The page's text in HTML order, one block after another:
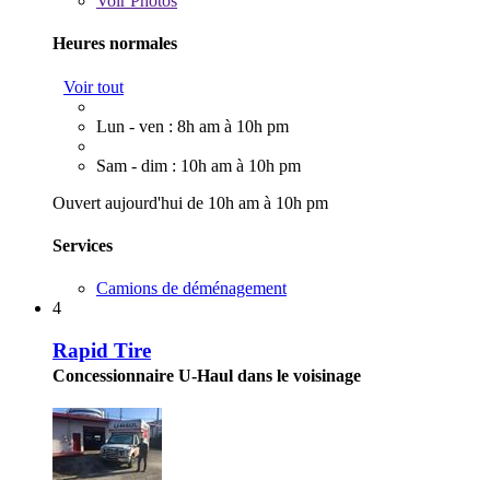
Heures normales
Voir tout
Lun - ven : 8h am à 10h pm
Sam - dim : 10h am à 10h pm
Ouvert aujourd'hui de 10h am à 10h pm
Services
Camions de déménagement
4
Rapid Tire
Concessionnaire U-Haul dans le voisinage